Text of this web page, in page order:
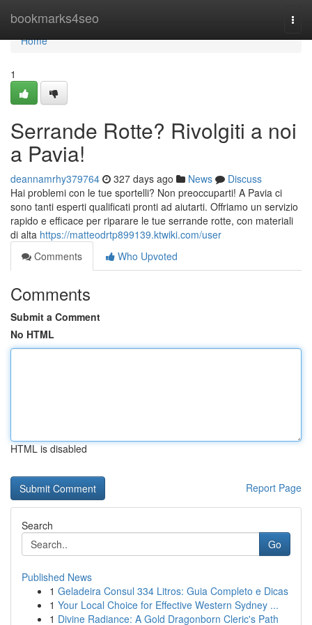
bookmarks4seo
Home
Home
1
Serrande Rotte? Rivolgiti a noi
a Pavia!
deannamrhy379764 327 days ago News
Discuss
Hai problemi con le tue sportelli? Non preoccuparti! A Pavia ci
sono tanti esperti qualificati pronti ad aiutarti. Offriamo un servizio
rapido e efficace per riparare le tue serrande rotte, con materiali
di alta https://matteodrtp899139.ktwiki.com/user
Comments
Who Upvoted
Comments
Submit a Comment
No HTML
HTML is disabled
Report Page
Search
Go
Published News
1 Geladeira Consul 334 Litros: Guia Completo e Dicas
1 Your Local Choice for Effective Western Sydney ...
1 Divine Radiance: A Gold Dragonborn Cleric's Path